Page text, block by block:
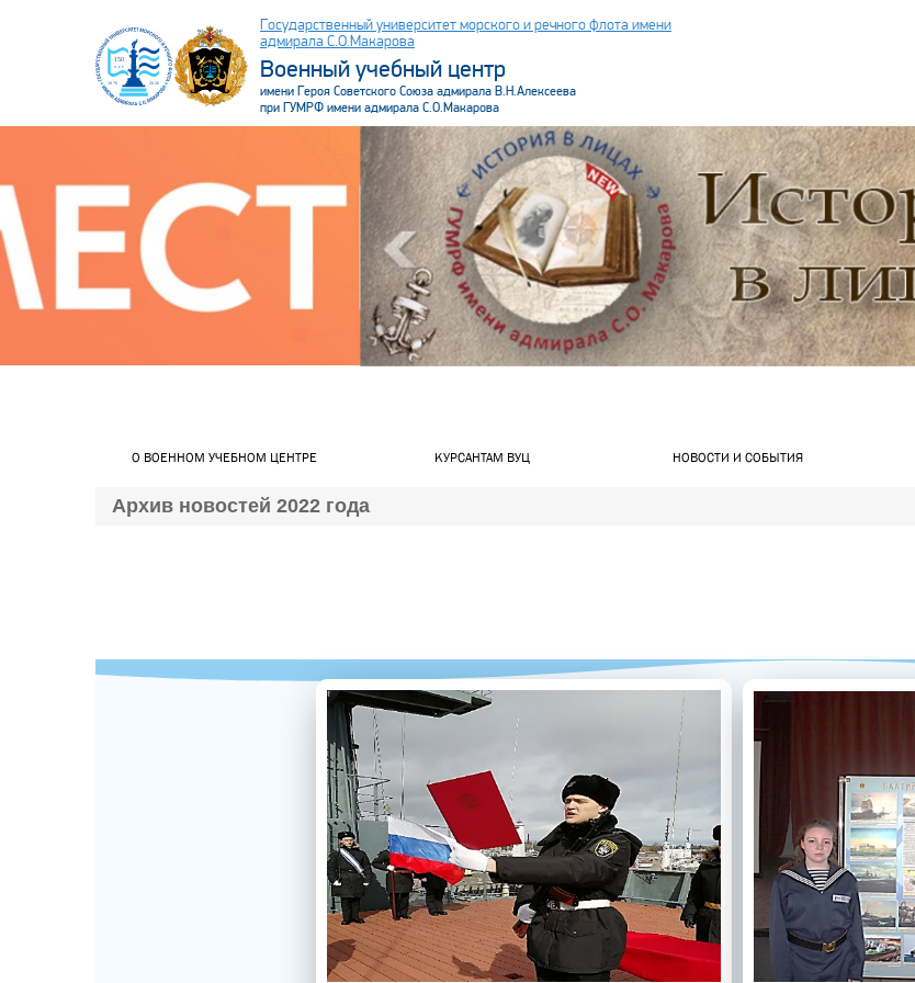
Государственный университет морского и речного флота имени
адмирала С.О.Макарова
Военный учебный центр
имени Героя Советского Союза адмирала В.Н.Алексеева
при ГУМРФ имени адмирала С.О.Макарова
О ВОЕННОМ УЧЕБНОМ ЦЕНТРЕ КУРСАНТАМ ВУЦ НОВОСТИ И СОБЫТИЯ
Архив новостей 2022 года